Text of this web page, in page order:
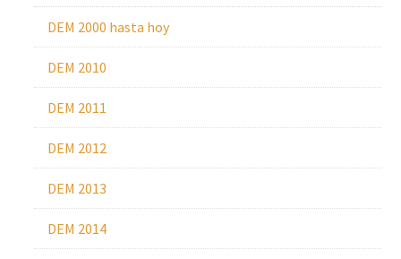
DEM 2000 hasta hoy
DEM 2010
DEM 2011
DEM 2012
DEM 2013
DEM 2014